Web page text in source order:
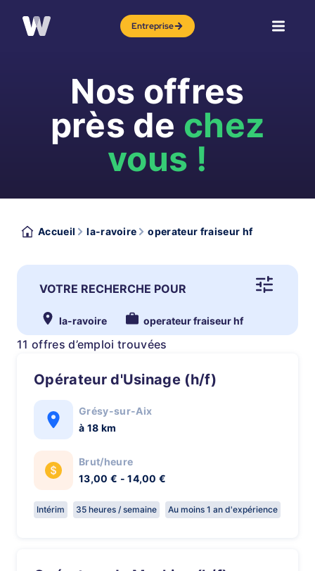
Entreprise
Nos offres
près de chez
vous !
Accueil la-ravoire operateur fraiseur hf
VOTRE RECHERCHE POUR
la-ravoire operateur fraiseur hf
11 offres d’emploi trouvées
Opérateur d'Usinage (h/f)
Grésy-sur-Aix
à 18 km
Brut/heure
13,00 € - 14,00 €
Intérim 35 heures / semaine Au moins 1 an d'expérience